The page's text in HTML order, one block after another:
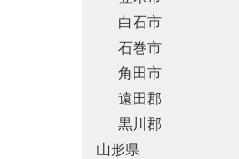
白石市
石巻市
角田市
遠田郡
黒川郡
山形県